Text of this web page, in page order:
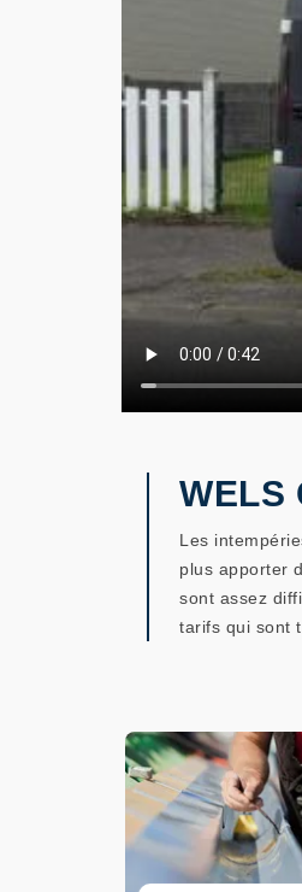
WELS
Les
plus apporter
sont assez
tarifs qui sont